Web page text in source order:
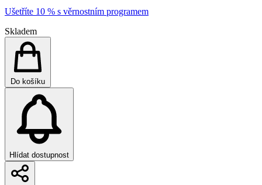
Ušetříte 10 % s věrnostním programem
Skladem
Do košíku
Hlídat dostupnost